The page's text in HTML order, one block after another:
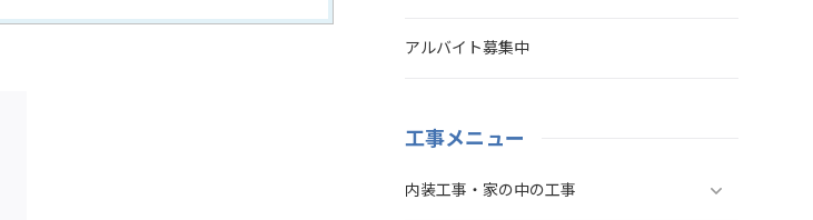
アルバイト募集中
工事メニュー
内装工事・家の中の工事